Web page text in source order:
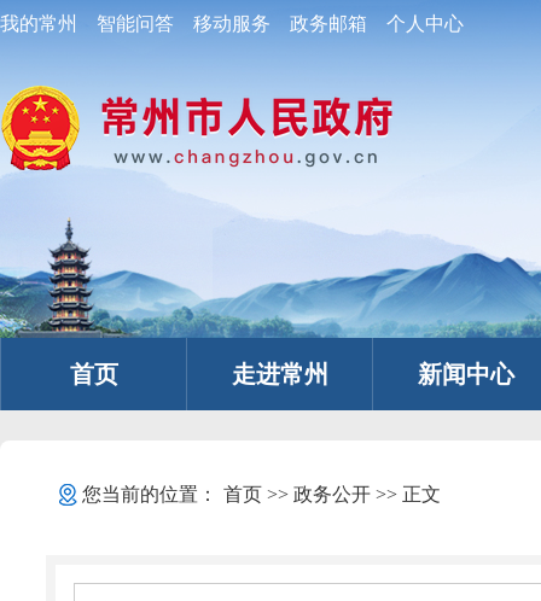
我的常州 智能问答 移动服务 政务邮箱 个人中心
首页 走进常州 新闻中心
您当前的位置： 首页>> 政务公开>> 正文